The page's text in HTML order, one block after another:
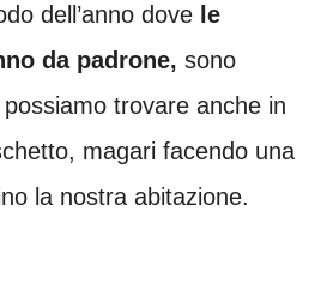
dell’anno dove le
da padrone, sono
trovare anche in
magari facendo una
la nostra abitazione.